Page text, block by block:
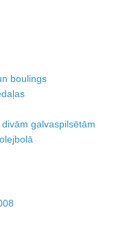
boulings
galvaspilsētām